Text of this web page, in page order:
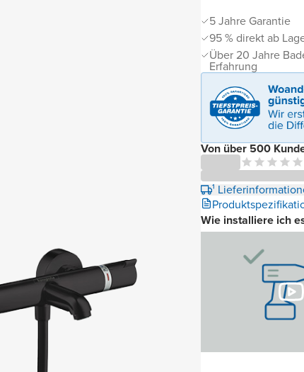
5 Jahre Garantie
95 % direkt ab
Über 20 Jahre
Erfahrung
Von über 500
¹
Wie installiere ich